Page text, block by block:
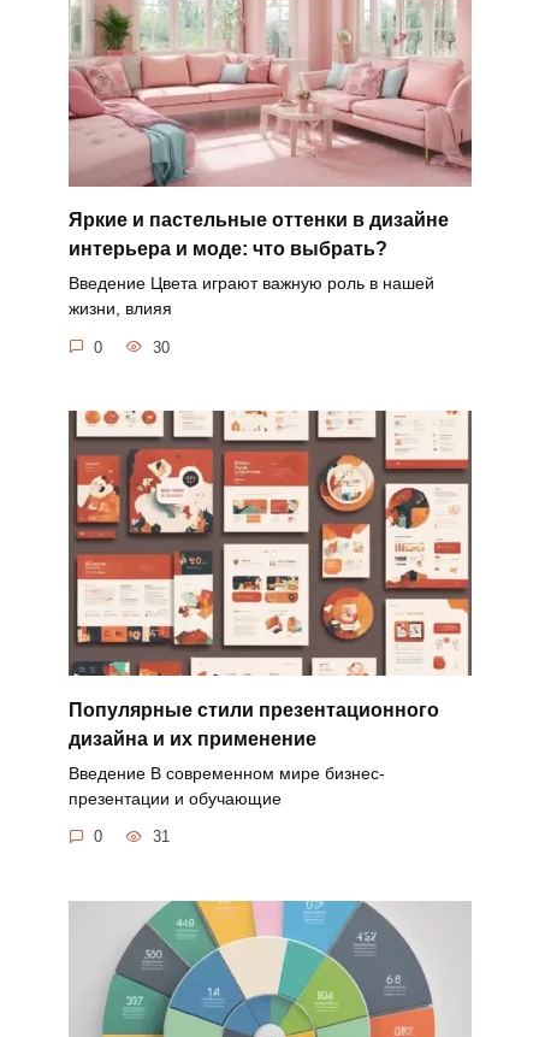
Яркие и пастельные оттенки в дизайне
интерьера и моде: что выбрать?
Введение Цвета играют важную роль в нашей
жизни, влияя
0 30
Популярные стили презентационного
дизайна и их применение
Введение В современном мире бизнес-
презентации и обучающие
0 31